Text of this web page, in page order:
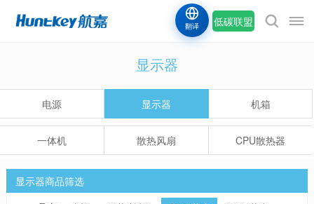
低碳联盟
翻译
显示器
电源 显示器 机箱
一体机 散热风扇 CPU散热器
显示器商品筛选